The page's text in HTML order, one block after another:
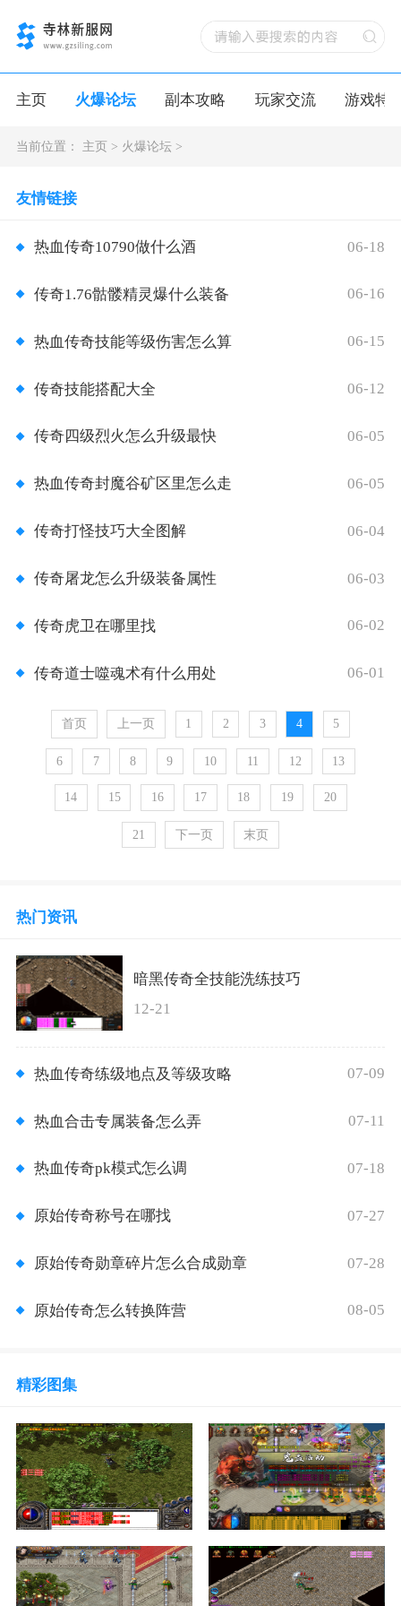
主页 火爆论坛 副本攻略 玩家交流 游戏特
当前位置： 主页> 火爆论坛>
友情链接
热血传奇10790做什么酒 06-18
传奇1.76骷髅精灵爆什么装备 06-16
热血传奇技能等级伤害怎么算 06-15
传奇技能搭配大全 06-12
传奇四级烈火怎么升级最快 06-05
热血传奇封魔谷矿区里怎么走 06-05
传奇打怪技巧大全图解 06-04
传奇屠龙怎么升级装备属性 06-03
传奇虎卫在哪里找 06-02
传奇道士噬魂术有什么用处 06-01
首页 上一页 1 2 3 4 5
6 7 8 9 10 11 12 13
14 15 16 17 18 19 20
21 下一页 末页
热门资讯
暗黑传奇全技能洗练技巧
12-21
热血传奇练级地点及等级攻略 07-09
热血合击专属装备怎么弄 07-11
热血传奇pk模式怎么调 07-18
原始传奇称号在哪找 07-27
原始传奇勋章碎片怎么合成勋章 07-28
原始传奇怎么转换阵营 08-05
精彩图集